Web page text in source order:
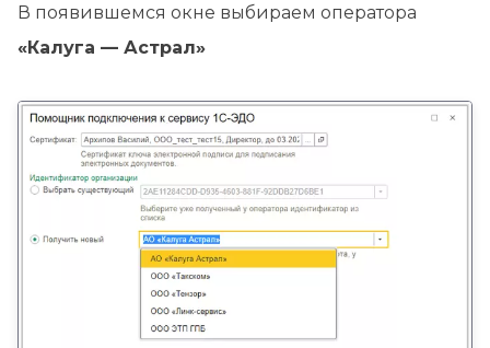
В появившемся окне выбираем оператора
«Калуга — Астрал»